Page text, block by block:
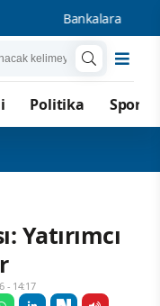
Bankalara Borçlu
Politika Spor
Yatırımcı
- 14:17